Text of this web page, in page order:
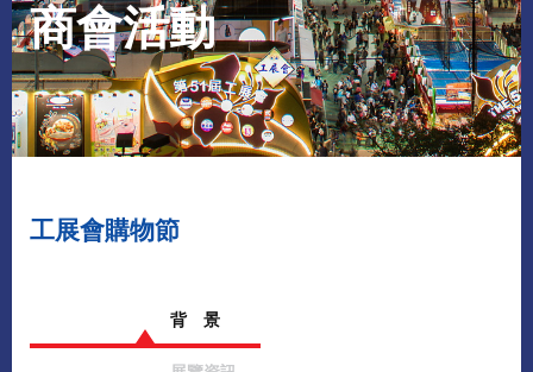
商會活動
工展會購物節
背 景